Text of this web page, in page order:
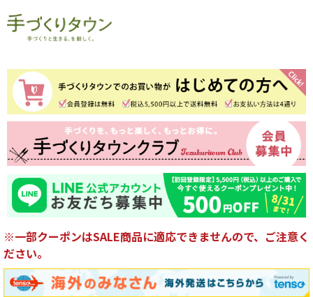
※一部クーポンはSALE商品に適応できませんので、ご注意く
ださい。